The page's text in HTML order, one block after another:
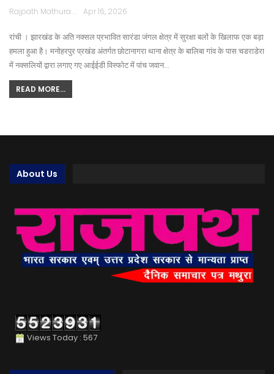
Rajpath Mathura Apr 16, 2026
रांची । झारखंड के अति नक्सल प्रभावित सारंडा जंगल क्षेत्र में सुरक्षा बलों के खिलाफ एक बड़ा
हमला हुआ है। मनोहरपुर प्रखंड अंतर्गत छोटानागरा थाना क्षेत्र के बालिबा गांव के पास चडराडेरा
में नक्सलियों द्वारा लगाए गए आईईडी विस्फोट में पांच जवान…
READ MORE...
About Us
Views Today : 567